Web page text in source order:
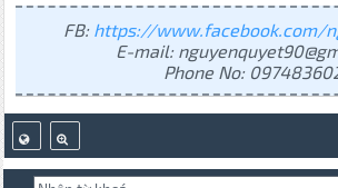
FB: https://www.facebook.com/
E-mail:
Phone No: